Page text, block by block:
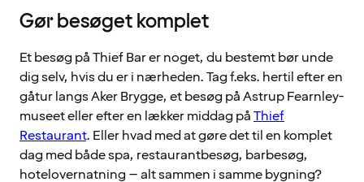
Gør besøget komplet
Et besøg på Thief Bar er noget, du bestemt bør unde
dig selv, hvis du er i nærheden. Tag f.eks. hertil efter en
gåtur langs Aker Brygge, et besøg på Astrup Fearnley-
museet eller efter en lækker middag påThief
Restaurant. Eller hvad med at gøre det til en komplet
dag med både spa, restaurantbesøg, barbesøg,
hotelovernatning – alt sammen i samme bygning?